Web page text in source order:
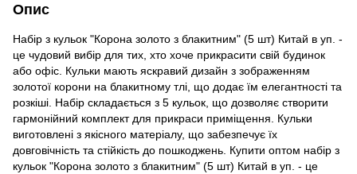
Опис
Набір з кульок "Корона золото з блакитним" (5 шт) Китай в уп. -
це чудовий вибір для тих, хто хоче прикрасити свій будинок
або офіс. Кульки мають яскравий дизайн з зображенням
золотої корони на блакитному тлі, що додає їм елегантності та
розкіші. Набір складається з 5 кульок, що дозволяє створити
гармонійний комплект для прикраси приміщення. Кульки
виготовлені з якісного матеріалу, що забезпечує їх
довговічність та стійкість до пошкоджень. Купити оптом набір з
кульок "Корона золото з блакитним" (5 шт) Китай в уп. - це